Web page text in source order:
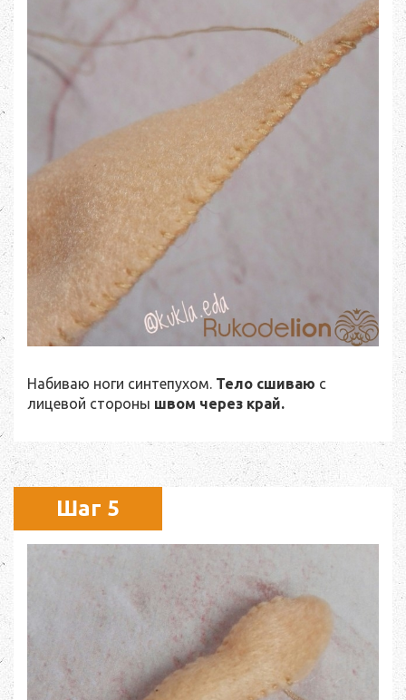
Набиваю ноги синтепухом. Тело сшиваю с
лицевой стороны швом через край.
Шаг 5